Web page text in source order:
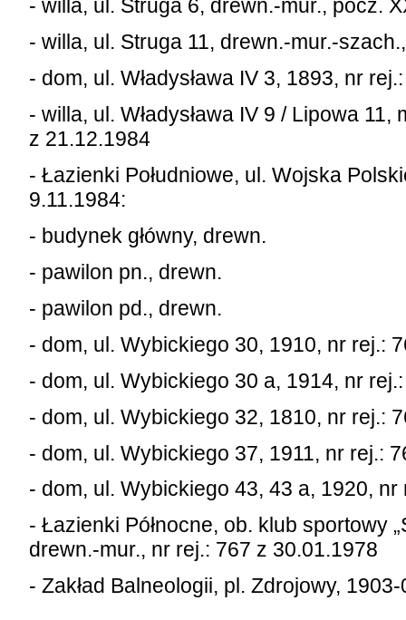
- willa, ul. Struga 6, drewn.-mur., pocz.
- willa, ul. Struga 11, drewn.-mur.-
- dom, ul. Władysława IV 3, 1893, nr
- willa, ul. Władysława IV 9 / Lipowa
z 21.12.1984
- Łazienki Południowe, ul. Wojska
9.11.1984:
- budynek główny, drewn.
- pawilon pn., drewn.
- pawilon pd., drewn.
- dom, ul. Wybickiego 30, 1910, nr rej.:
- dom, ul. Wybickiego 30 a, 1914, nr
- dom, ul. Wybickiego 32, 1810, nr rej.:
- dom, ul. Wybickiego 37, 1911, nr rej.:
- dom, ul. Wybickiego 43, 43 a, 1920, nr
- Łazienki Północne, ob. klub sportowy
drewn.-mur., nr rej.: 767 z 30.01.1978
- Zakład Balneologii, pl. Zdrojowy,